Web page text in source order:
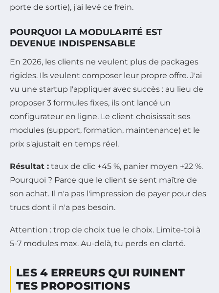
porte de sortie), j'ai levé ce frein.
POURQUOI LA MODULARITÉ EST
DEVENUE INDISPENSABLE
En 2026, les clients ne veulent plus de packages
rigides. Ils veulent composer leur propre offre. J'ai
vu une startup l'appliquer avec succès : au lieu de
proposer 3 formules fixes, ils ont lancé un
configurateur en ligne. Le client choisissait ses
modules (support, formation, maintenance) et le
prix s'ajustait en temps réel.
Résultat : taux de clic +45 %, panier moyen +22 %.
Pourquoi ? Parce que le client se sent maître de
son achat. Il n'a pas l'impression de payer pour des
trucs dont il n'a pas besoin.
Attention : trop de choix tue le choix. Limite-toi à
5-7 modules max. Au-delà, tu perds en clarté.
LES 4 ERREURS QUI RUINENT
TES PROPOSITIONS